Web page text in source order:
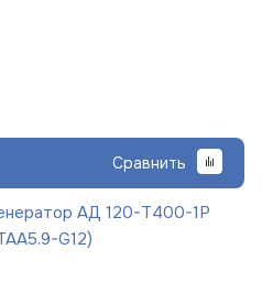
Сравнить
АД 120-Т400-1Р
G12)